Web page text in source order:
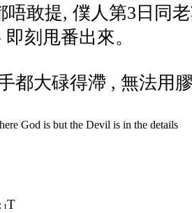
唔敢提, 僕人第3日同
即刻甩番出來。
都大碌得滯 , 無法用
God is but the Devil is in the details
tT